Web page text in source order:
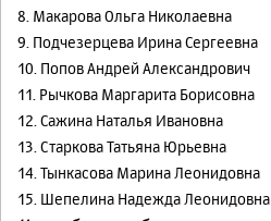
8. Макарова Ольга Николаевна
9. Подчезерцева Ирина Сергеевна
10. Попов Андрей Александрович
11. Рычкова Маргарита Борисовна
12. Сажина Наталья Ивановна
13. Старкова Татьяна Юрьевна
14. Тынкасова Марина Леонидовна
15. Шепелина Надежда Леонидовна